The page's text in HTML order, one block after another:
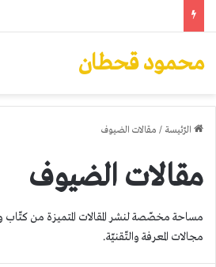
محمود قحطان
الرّئيسة / مقالات الضيوف
مقالات الضيوف
مساحة مخصّصة لنشر المقالات المتميزة من
مجالات المعرفة والتّقنيّة.